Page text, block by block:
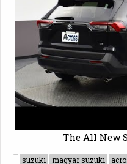
The All New
suzuki magyar suzuki